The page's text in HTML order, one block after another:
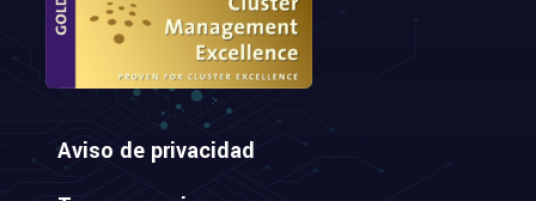
Aviso de privacidad